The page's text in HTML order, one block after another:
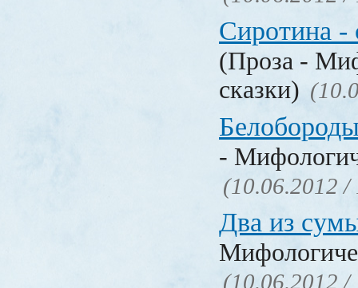
Сиротина -
(Проза -
сказки)
-
(10.06.2012 /
Два из
(10.06.2012 /